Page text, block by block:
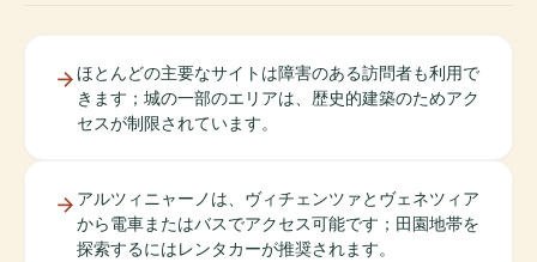
ほとんどの主要なサイトは障害のある訪問者も利用で
きます；城の一部のエリアは、歴史的建築のためアク
セスが制限されています。
アルツィニャーノは、ヴィチェンツァとヴェネツィア
から電車またはバスでアクセス可能です；田園地帯を
探索するにはレンタカーが推奨されます。